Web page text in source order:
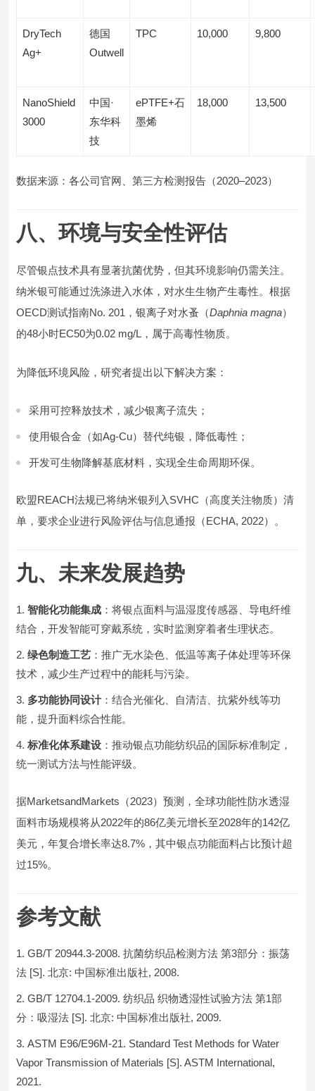
DryTech
Ag+
德国
Outwell
TPC 10,000 9,800
NanoShield
3000
中国·
东华科
技
ePTFE+石
墨烯
18,000 13,500
数据来源：各公司官网、第三方检测报告（2020–2023）
八、环境与安全性评估
尽管银点技术具有显著抗菌优势，但其环境影响仍需关注。
纳米银可能通过洗涤进入水体，对水生生物产生毒性。根据
OECD测试指南No. 201，银离子对水蚤（Daphnia magna）
的48小时EC50为0.02 mg/L，属于高毒性物质。
为降低环境风险，研究者提出以下解决方案：
采用可控释放技术，减少银离子流失；
使用银合金（如Ag-Cu）替代纯银，降低毒性；
开发可生物降解基底材料，实现全生命周期环保。
欧盟REACH法规已将纳米银列入SVHC（高度关注物质）清
单，要求企业进行风险评估与信息通报（ECHA, 2022）。
九、未来发展趋势
智能化功能集成 ：将银点面料与温湿度传感器、导电纤维
结合，开发智能可穿戴系统，实时监测穿着者生理状态。
绿色制造工艺 ：推广无水染色、低温等离子体处理等环保
技术，减少生产过程中的能耗与污染。
多功能协同设计：结合光催化、自清洁、抗紫外线等功
能，提升面料综合性能。
标准化体系建设 ：推动银点功能纺织品的国际标准制定，
统一测试方法与性能评级。
据MarketsandMarkets（2023）预测，全球功能性防水透湿
面料市场规模将从2022年的86亿美元增长至2028年的142亿
美元，年复合增长率达8.7%，其中银点功能面料占比预计超
过15%。
参考文献
GB/T 20944.3-2008. 抗菌纺织品检测方法 第3部分：振荡
法 [S]. 北京: 中国标准出版社, 2008.
GB/T 12704.1-2009. 纺织品 织物透湿性试验方法 第1部
分：吸湿法 [S]. 北京: 中国标准出版社, 2009.
ASTM E96/E96M-21. Standard Test Methods for Water
Vapor Transmission of Materials [S]. ASTM International,
2021.